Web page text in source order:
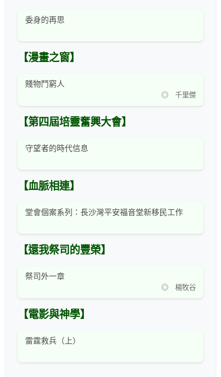
委身的再思
【漫畫之窗】
賤物鬥窮人
◎ 千里傑
【第四屆培靈奮興大會】
守望者的時代信息
【血脈相連】
堂會個案系列：長沙灣平安福音堂新移民工作
【還我祭司的豐榮】
祭司外一章
◎ 楊牧谷
【電影與神學】
雷霆救兵（上）